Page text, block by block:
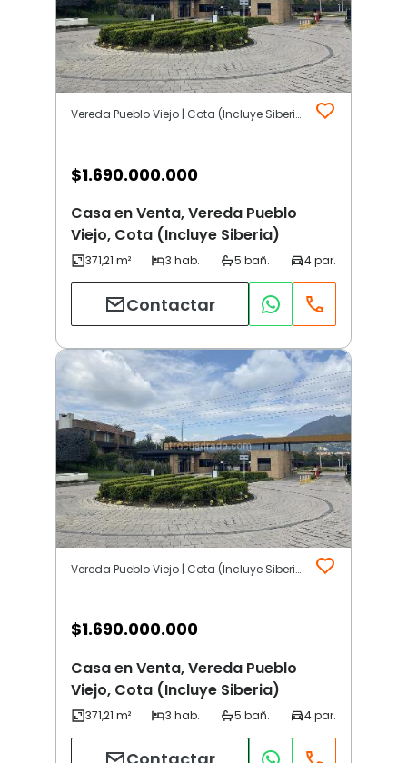
Vereda Pueblo Viejo | Cota (Incluye Siberia)
$1.690.000.000
Casa en Venta, Vereda Pueblo
Viejo, Cota (Incluye Siberia)
Contactar
Vereda Pueblo Viejo | Cota (Incluye Siberia)
$1.690.000.000
Casa en Venta, Vereda Pueblo
Viejo, Cota (Incluye Siberia)